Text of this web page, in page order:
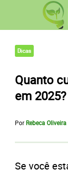
Dicas
Quanto
em 2025?
Por Rebeca Oliveira
Se você